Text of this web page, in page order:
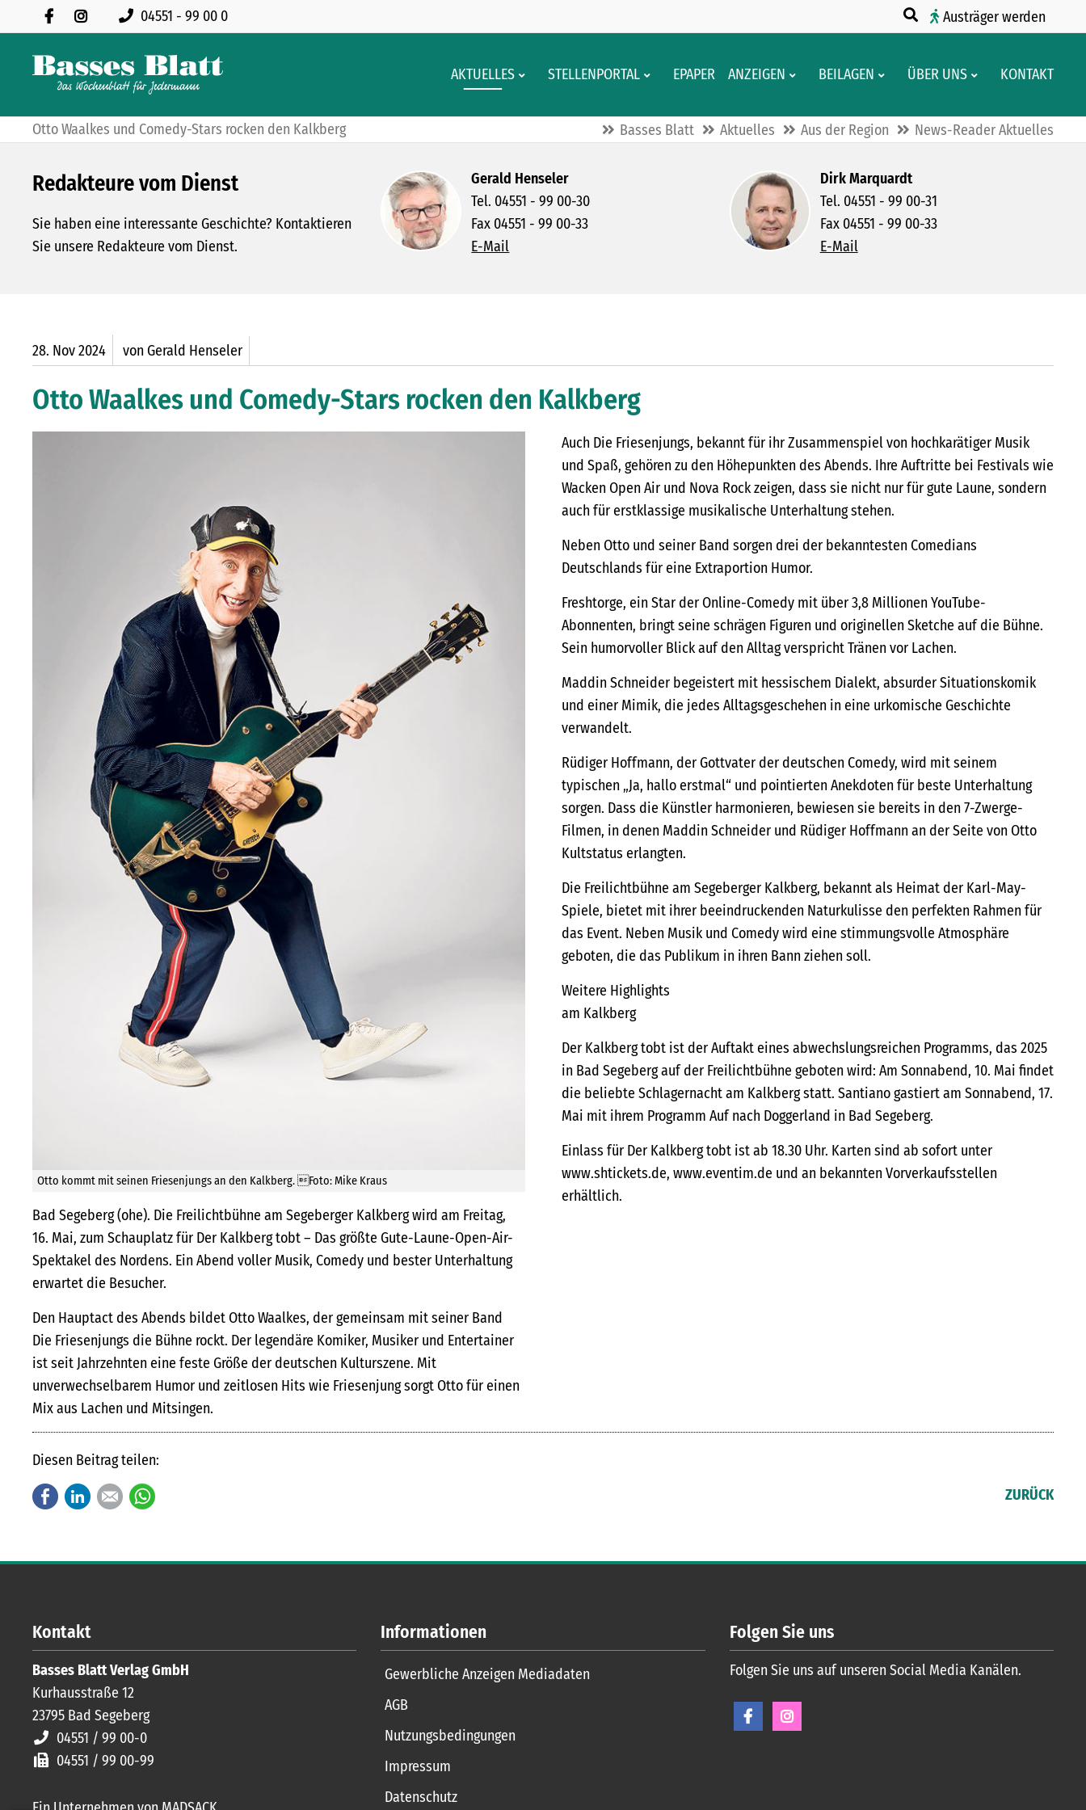
04551 - 99 00 0 Austräger werden
AKTUELLES STELLENPORTAL EPAPER ANZEIGEN BEILAGEN ÜBER UNS KONTAKT
Otto Waalkes und Comedy-Stars rocken den Kalkberg Basses Blatt Aktuelles Aus der Region News-Reader Aktuelles
Redakteure vom Dienst
Sie haben eine interessante Geschichte? Kontaktieren
Sie unsere Redakteure vom Dienst.
Gerald Henseler
Tel. 04551 - 99 00-30
Fax 04551 - 99 00-33
E-Mail
Dirk Marquardt
Tel. 04551 - 99 00-31
Fax 04551 - 99 00-33
E-Mail
28. Nov2024 von Gerald Henseler
Otto Waalkes und Comedy-Stars rocken den Kalkberg
Otto kommt mit seinen Friesenjungs an den Kalkberg. Foto: Mike Kraus
Bad Segeberg (ohe). Die Freilichtbühne am Segeberger Kalkberg wird am Freitag,
16. Mai, zum Schauplatz für Der Kalkberg tobt – Das größte Gute-Laune-Open-Air-
Spektakel des Nordens. Ein Abend voller Musik, Comedy und bester Unterhaltung
erwartet die Besucher.
Den Hauptact des Abends bildet Otto Waalkes, der gemeinsam mit seiner Band
Die Friesenjungs die Bühne rockt. Der legendäre Komiker, Musiker und Entertainer
ist seit Jahrzehnten eine feste Größe der deutschen Kulturszene. Mit
unverwechselbarem Humor und zeitlosen Hits wie Friesenjung sorgt Otto für einen
Mix aus Lachen und Mitsingen.
Auch Die Friesenjungs, bekannt für ihr Zusammenspiel von hochkarätiger Musik
und Spaß, gehören zu den Höhepunkten des Abends. Ihre Auftritte bei Festivals wie
Wacken Open Air und Nova Rock zeigen, dass sie nicht nur für gute Laune, sondern
auch für erstklassige musikalische Unterhaltung stehen.
Neben Otto und seiner Band sorgen drei der bekanntesten Comedians
Deutschlands für eine Extraportion Humor.
Freshtorge, ein Star der Online-Comedy mit über 3,8 Millionen YouTube-
Abonnenten, bringt seine schrägen Figuren und originellen Sketche auf die Bühne.
Sein humorvoller Blick auf den Alltag verspricht Tränen vor Lachen.
Maddin Schneider begeistert mit hessischem Dialekt, absurder Situationskomik
und einer Mimik, die jedes Alltagsgeschehen in eine urkomische Geschichte
verwandelt.
Rüdiger Hoffmann, der Gottvater der deutschen Comedy, wird mit seinem
typischen „Ja, hallo erstmal“ und pointierten Anekdoten für beste Unterhaltung
sorgen. Dass die Künstler harmonieren, bewiesen sie bereits in den 7-Zwerge-
Filmen, in denen Maddin Schneider und Rüdiger Hoffmann an der Seite von Otto
Kultstatus erlangten.
Die Freilichtbühne am Segeberger Kalkberg, bekannt als Heimat der Karl-May-
Spiele, bietet mit ihrer beeindruckenden Naturkulisse den perfekten Rahmen für
das Event. Neben Musik und Comedy wird eine stimmungsvolle Atmosphäre
geboten, die das Publikum in ihren Bann ziehen soll.
Weitere Highlights
am Kalkberg
Der Kalkberg tobt ist der Auftakt eines abwechslungsreichen Programms, das 2025
in Bad Segeberg auf der Freilichtbühne geboten wird: Am Sonnabend, 10. Mai findet
die beliebte Schlagernacht am Kalkberg statt. Santiano gastiert am Sonnabend, 17.
Mai mit ihrem Programm Auf nach Doggerland in Bad Segeberg.
Einlass für Der Kalkberg tobt ist ab 18.30 Uhr. Karten sind ab sofort unter
www.shtickets.de, www.eventim.de und an bekannten Vorverkaufsstellen
erhältlich.
Diesen Beitrag teilen:
FacebookLinkedInE-mail ZURÜCK
Kontakt
Basses Blatt Verlag GmbH
Kurhausstraße 12
23795 Bad Segeberg
04551 / 99 00-0
04551 / 99 00-99
Informationen
Gewerbliche Anzeigen Mediadaten
AGB
Nutzungsbedingungen
Impressum
Datenschutz
Folgen Sie uns
Folgen Sie uns auf unseren Social Media Kanälen.